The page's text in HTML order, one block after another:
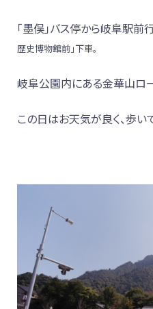
「墨俣」バス停から岐阜駅前
歴史博物館前」下車。
岐阜公園内にある金華山ロ
この日はお天気が良く、歩い